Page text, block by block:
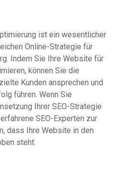
ist ein wesentlicher
Online-Strategie für
Indem Sie Ihre Website für
können Sie die
Kunden ansprechen und
führen. Wenn Sie
Ihrer SEO-Strategie
SEO-Experten zur
dass Ihre Website in den
steht.